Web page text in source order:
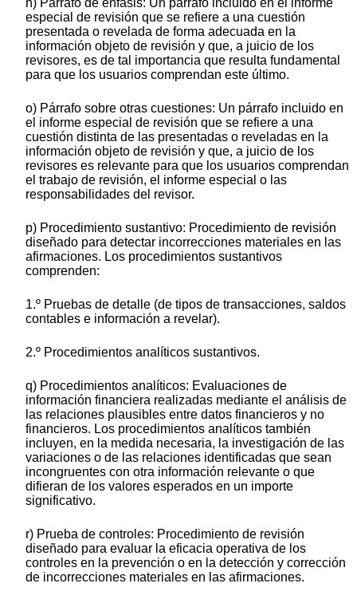
ñ) Párrafo de énfasis: Un párrafo incluido en el informe
especial de revisión que se refiere a una cuestión
presentada o revelada de forma adecuada en la
información objeto de revisión y que, a juicio de los
revisores, es de tal importancia que resulta fundamental
para que los usuarios comprendan este último.
o) Párrafo sobre otras cuestiones: Un párrafo incluido en
el informe especial de revisión que se refiere a una
cuestión distinta de las presentadas o reveladas en la
información objeto de revisión y que, a juicio de los
revisores es relevante para que los usuarios comprendan
el trabajo de revisión, el informe especial o las
responsabilidades del revisor.
p) Procedimiento sustantivo: Procedimiento de revisión
diseñado para detectar incorrecciones materiales en las
afirmaciones. Los procedimientos sustantivos
comprenden:
1.º Pruebas de detalle (de tipos de transacciones, saldos
contables e información a revelar).
2.º Procedimientos analíticos sustantivos.
q) Procedimientos analíticos: Evaluaciones de
información financiera realizadas mediante el análisis de
las relaciones plausibles entre datos financieros y no
financieros. Los procedimientos analíticos también
incluyen, en la medida necesaria, la investigación de las
variaciones o de las relaciones identificadas que sean
incongruentes con otra información relevante o que
difieran de los valores esperados en un importe
significativo.
r) Prueba de controles: Procedimiento de revisión
diseñado para evaluar la eficacia operativa de los
controles en la prevención o en la detección y corrección
de incorrecciones materiales en las afirmaciones.